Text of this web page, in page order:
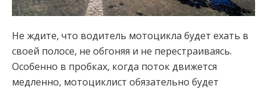
Не ждите, что водитель мотоцикла будет ехать в
своей полосе, не обгоняя и не перестраиваясь.
Особенно в пробках, когда поток движется
медленно, мотоциклист обязательно будет